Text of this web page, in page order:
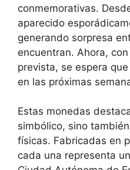
conmemorativas.
aparecido
generando sorpresa
encuentran. Ahora,
prevista, se espera
en las próximas
Estas monedas
simbólico, sino
físicas. Fabricadas en
cada una representa